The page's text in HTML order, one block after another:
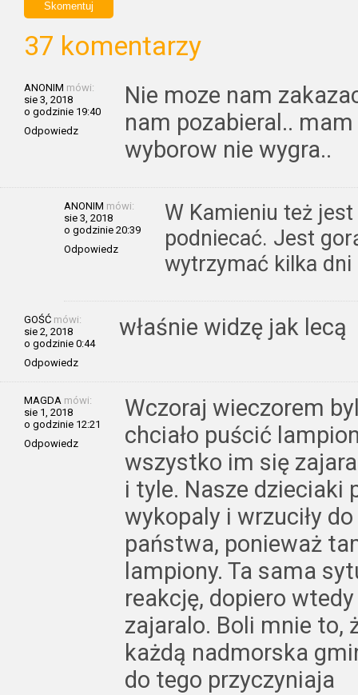
37 komentarzy
ANONIM mówi:
sie 3, 2018
o godzinie 19:40
Odpowiedz
Nie moze nam
nam pozabieral..
wyborow nie wygra..
ANONIM mówi:
sie 3, 2018
o godzinie 20:39
Odpowiedz
W Kamieniu też
podniecać. Jest
wytrzymać kilka
GOŚĆ mówi:
sie 2, 2018
o godzinie 0:44
Odpowiedz
właśnie widzę jak lecą
MAGDA mówi:
sie 1, 2018
o godzinie 12:21
Odpowiedz
Wczoraj wieczorem
chciało puścić
wszystko im się
i tyle. Nasze dzieciaki
wykopaly i wrzuciły
państwa, ponieważ
lampiony. Ta sama
reakcję, dopiero
zajaralo. Boli mnie to,
każdą nadmorska
do tego przyczyniaja